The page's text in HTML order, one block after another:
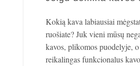
Kokią kava labiausiai
ruošiate? Juk vieni mūsų
kavos, plikomos puodelyje,
reikalingas funkcionalus